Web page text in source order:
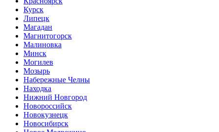
Курск
Липецк
Магадан
Магнитогорск
Малиновка
Минск
Могилев
Мозырь
Набережные Челны
Находка
Нижний Новгород
Новороссийск
Новокузнецк
Новосибирск